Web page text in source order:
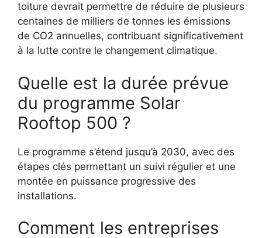
toiture devrait permettre de réduire de plusieurs
centaines de milliers de tonnes les émissions
de CO2 annuelles, contribuant significativement
à la lutte contre le changement climatique.
Quelle est la durée prévue
du programme Solar
Rooftop 500 ?
Le programme s’étend jusqu’à 2030, avec des
étapes clés permettant un suivi régulier et une
montée en puissance progressive des
installations.
Comment les entreprises